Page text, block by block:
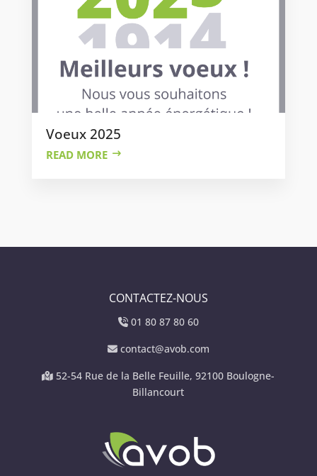
Voeux 2025
READ MORE
CONTACTEZ-NOUS
01 80 87 80 60
contact@avob.com
52-54 Rue de la Belle Feuille, 92100 Boulogne-
Billancourt